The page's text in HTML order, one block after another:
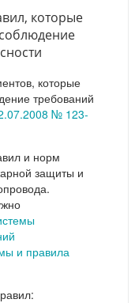
которые
которые
требований
№ 123-
и норм
защиты и
и правила